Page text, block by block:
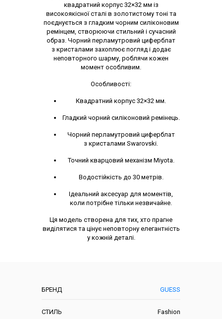
БРЕНД GUESS
СТИЛЬ Fashion
квадратний корпус 32×32 мм із
високоякісної сталі в золотистому тоні та
поєднується з гладким чорним силіконовим
ремінцем, створюючи стильний і сучасний
образ. Чорний перламутровий циферблат
з кристалами захоплює погляд і додає
неповторного шарму, роблячи кожен
момент особливим.
Особливості:
Квадратний корпус 32×32 мм.
Гладкий чорний силіконовий ремінець.
Чорний перламутровий циферблат
з кристалами Swarovski.
Точний кварцовий механізм Miyota.
Водостійкість до 30 метрів.
Ідеальний аксесуар для моментів,
коли потрібне тільки незвичайне.
Ця модель створена для тих, хто прагне
виділятися та цінує неповторну елегантність
у кожній деталі.